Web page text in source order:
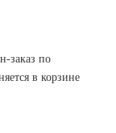
заказ по
в корзине